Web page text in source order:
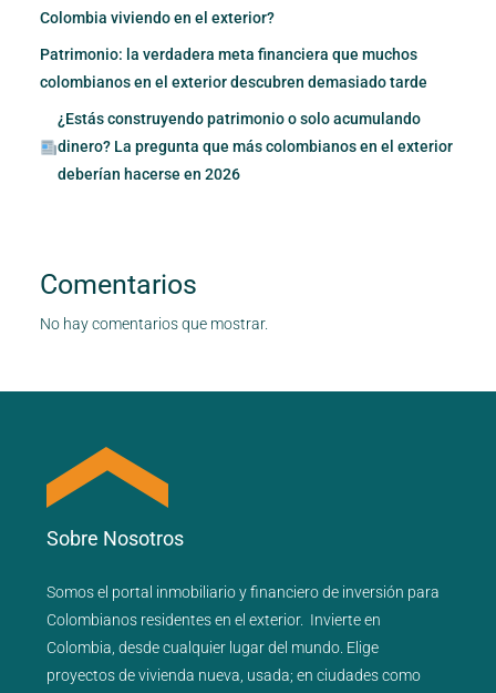
Colombia viviendo en el exterior?
Patrimonio: la verdadera meta financiera que muchos
colombianos en el exterior descubren demasiado tarde
¿Estás construyendo patrimonio o solo acumulando
dinero? La pregunta que más colombianos en el exterior
deberían hacerse en 2026
Comentarios
No hay comentarios que mostrar.
Sobre Nosotros
Somos el portal inmobiliarioyfinancierode inversión para
Colombianos residentes en el exterior. Invierte en
Colombia, desde cualquier lugar del mundo. Elige
proyectos devivienda nueva usada; en ciudades como